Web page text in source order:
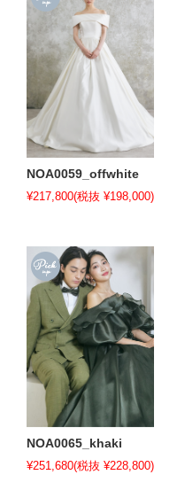
NOA0059_offwhite
¥217,800(税抜 ¥198,000)
NOA0065_khaki
¥251,680(税抜 ¥228,800)